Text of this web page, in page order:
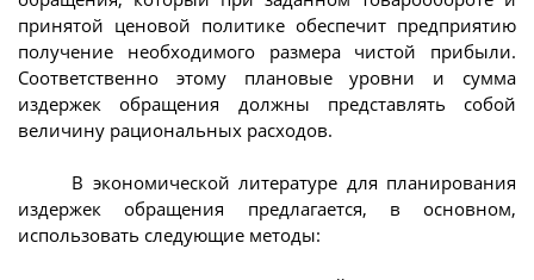
принятой ценовой политике обеспечит предприятию
получение необходимого размера чистой прибыли.
Соответственно этому плановые уровни и сумма
издержек обращения должны представлять собой
величину рациональных расходов.
В экономической литературе для планирования
издержек обращения предлагается, в основном,
использовать следующие методы: